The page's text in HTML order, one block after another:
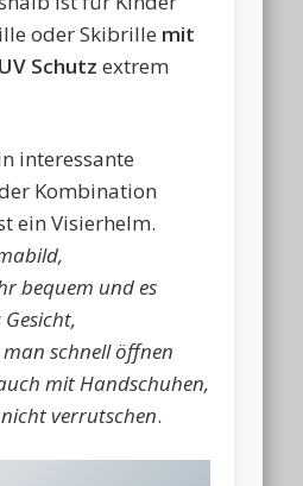
oder Skibrille mit
Schutzextrem
interessante
Kombination
ein Visierhelm.
bequem und es
schnell öffnen
mit Handschuhen,
verrutschen.